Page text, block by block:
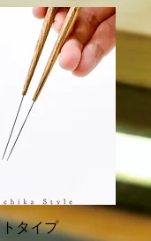
クビュー
タイプ